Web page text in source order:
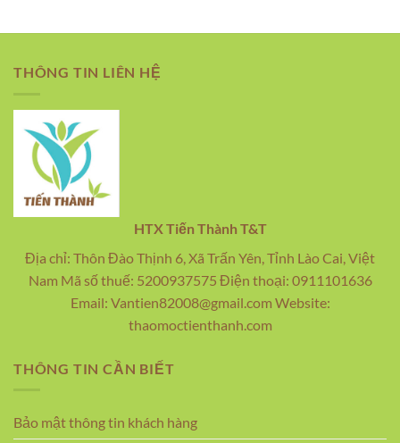
THÔNG TIN LIÊN HỆ
HTX Tiến Thành T&T
Địa chỉ: Thôn Đào Thịnh 6, Xã Trấn Yên, Tỉnh Lào Cai, Việt
Nam Mã số thuế: 5200937575 Điện thoại: 0911101636
Email: Vantien82008@gmail.com Website:
thaomoctienthanh.com
THÔNG TIN CẦN BIẾT
Bảo mật thông tin khách hàng